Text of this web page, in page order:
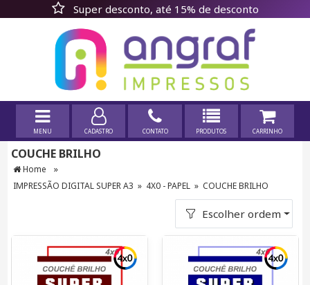
Super desconto, até 15% de desconto
MENU CADASTRO CONTATO PRODUTOS CARRINHO
COUCHE BRILHO
Home »
IMPRESSÃO DIGITAL SUPER A3 » 4X0 - PAPEL » COUCHE BRILHO
Escolher ordem